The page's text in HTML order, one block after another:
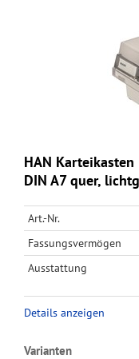
HAN Karteikasten
DIN A7 quer,
Art.-Nr.
Fassungsvermögen
Ausstattung
Details anzeigen
Varianten